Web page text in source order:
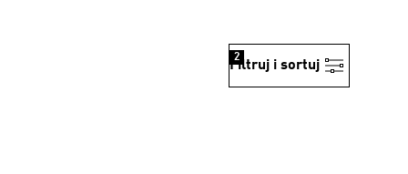
Filtruj i sortuj
2